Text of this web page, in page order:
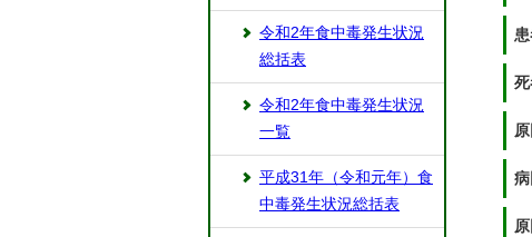
令和2年食中毒発生状況
総括表
令和2年食中毒発生状況
一覧
平成31年（令和元年）食
中毒発生状況総括表